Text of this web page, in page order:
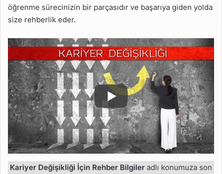
öğrenme sürecinizin bir parçasıdır ve başarıya giden yolda
size rehberlik eder.
Kariyer Değişikliği İçin Rehber Bilgiler adlı konumuza son